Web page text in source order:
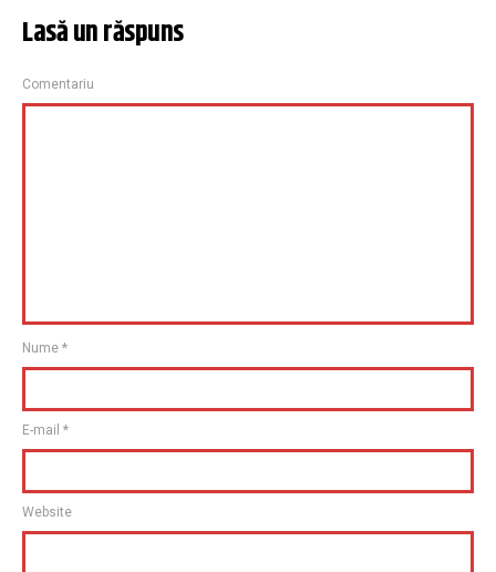
Lasă un răspuns
Comentariu
Nume *
E-mail *
Website